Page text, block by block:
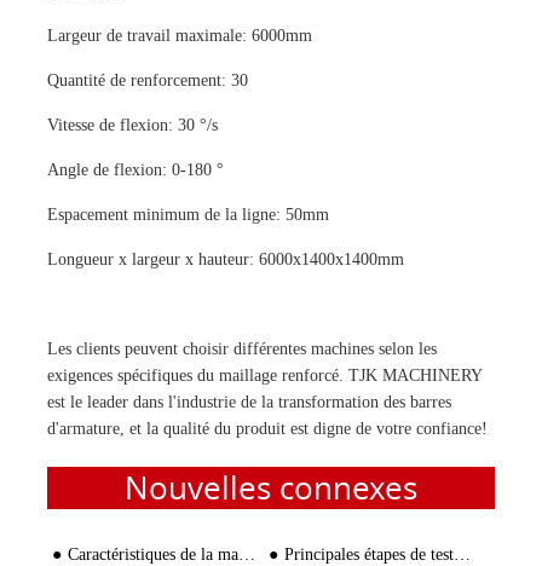
Largeur de travail maximale: 6000mm
Quantité de renforcement: 30
Vitesse de flexion: 30 °/s
Angle de flexion: 0-180 °
Espacement minimum de la ligne: 50mm
Longueur x largeur x hauteur: 6000x1400x1400mm
Les clients peuvent choisir différentes machines selon les
exigences spécifiques du maillage renforcé. TJK MACHINERY
est le leader dans l'industrie de la transformation des barres
d'armature, et la qualité du produit est digne de votre confiance!
Nouvelles connexes
Caractéristiques de la machine à souder poutrelles à commande numérique Principales étapes de test de la machine à cintrer de fil standard